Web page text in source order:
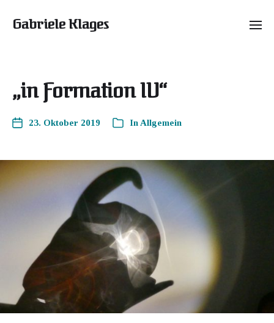
Gabriele Klages
„in Formation IV“
23. Oktober 2019 In Allgemein